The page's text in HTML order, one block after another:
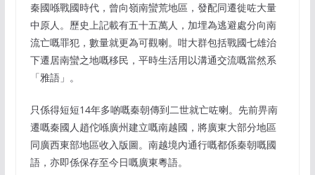
秦國喺戰國時代，曾向嶺南蠻荒地區，發配同遷徙咗大量
中原人。歷史上記載有五十五萬人，加埋為逃避處分向南
流亡嘅罪犯，數量就更為可觀喇。咁大群包括戰國七雄治
下遷居南蠻之地嘅移民，平時生活用以溝通交流嘅當然系
「雅語」。
只係得短短14年多啲嘅秦朝傳到二世就亡咗喇。先前畀南
遷嘅秦國人趙佗喺廣州建立嘅南越國，將廣東大部分地區
同廣西東部地區收入版圖。南越境內通行嘅都係秦朝嘅國
語，亦即係保存至今日嘅廣東粵語。